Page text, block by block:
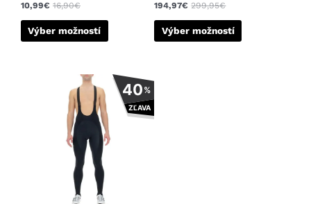
10,99€ 16,90€
Výber možností
194,97€ 299,95€
Výber možností
40%
ZĽAVA
Tento
produkt
má
viacero
variantov.